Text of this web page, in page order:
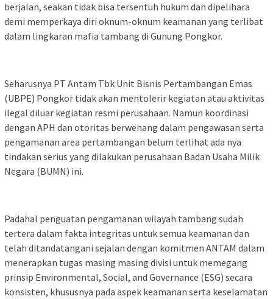
berjalan, seakan tidak bisa tersentuh hukum dan dipelihara
demi memperkaya diri oknum-oknum keamanan yang terlibat
dalam lingkaran mafia tambang di Gunung Pongkor.
Seharusnya PT Antam Tbk Unit Bisnis Pertambangan Emas
(UBPE) Pongkor tidak akan mentolerir kegiatan atau aktivitas
ilegal diluar kegiatan resmi perusahaan. Namun koordinasi
dengan APH dan otoritas berwenang dalam pengawasan serta
pengamanan area pertambangan belum terlihat ada nya
tindakan serius yang dilakukan perusahaan Badan Usaha Milik
Negara (BUMN) ini.
Padahal penguatan pengamanan wilayah tambang sudah
tertera dalam fakta integritas untuk semua keamanan dan
telah ditandatangani sejalan dengan komitmen ANTAM dalam
menerapkan tugas masing masing divisi untuk memegang
prinsip Environmental, Social, and Governance (ESG) secara
konsisten, khususnya pada aspek keamanan serta keselamatan